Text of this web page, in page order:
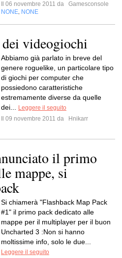
Il 06 novembre 2011 da
Gamesconsole
NONE NONE
videogiochi
Abbiamo già parlato in breve del
genere roguelike, un particolare tipo
di giochi per computer che
possiedono caratteristiche
estremamente diverse da quelle
dei...
Leggere il seguito
Il 09 novembre 2011 da
Hnikarr
il primo
mappe, si
Si chiamerà "Flashback Map Pack
#1" il primo pack dedicato alle
mappe per il multiplayer per il buon
Uncharted 3 :Non si hanno
moltissime info, solo le due...
Leggere il seguito